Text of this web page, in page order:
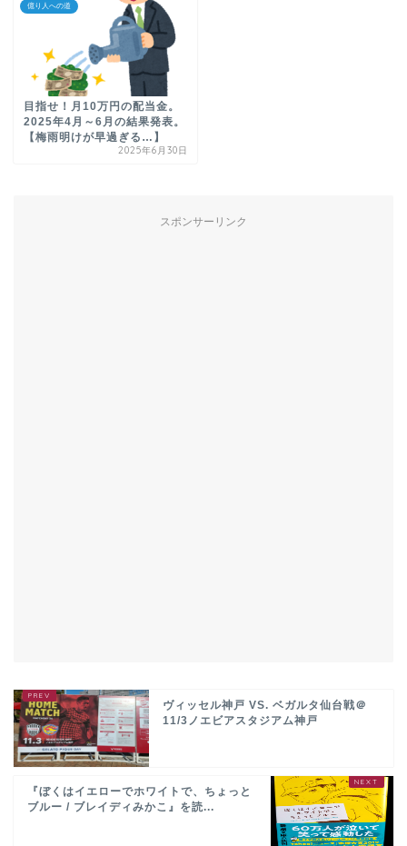
億り人への道
目指せ！月10万円の配当金。
2025年4月～6月の結果発表。
【梅雨明けが早過ぎる…】
2025年6月30日
スポンサーリンク
ヴィッセル神戸 VS. ベガルタ仙台戦＠
11/3ノエビアスタジアム神戸
『ぼくはイエローでホワイトで、ちょっと
ブルー / ブレイディみかこ』を読...